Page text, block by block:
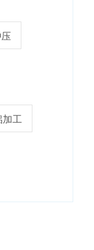
加工